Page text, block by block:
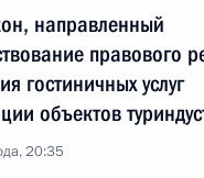
направленный
правового
гостиничных услуг
объектов
20:35